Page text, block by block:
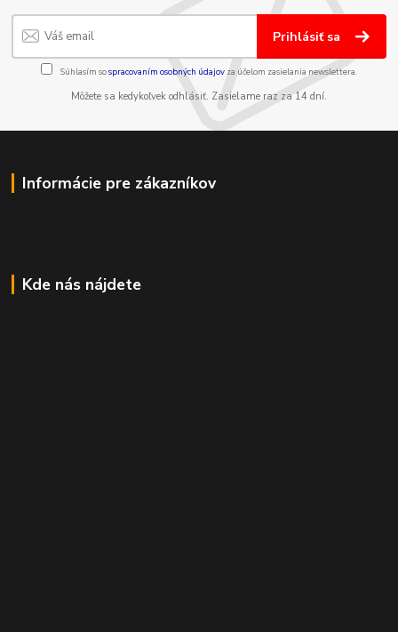
Prihlásiť sa
Súhlasím sospracovaním osobných údajov za účelom zasielania newslettera.
Môžete sa kedykoľvek odhlásiť. Zasielame raz za 14 dní.
Informácie pre zákazníkov
Kde nás nájdete